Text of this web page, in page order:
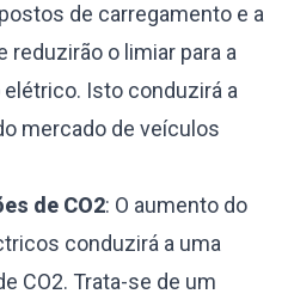
de carregamento e a
reduzirão o limiar para a
Isto conduzirá a
mercado de veículos
de CO2: O aumento do
conduzirá a uma
CO2. Trata-se de um